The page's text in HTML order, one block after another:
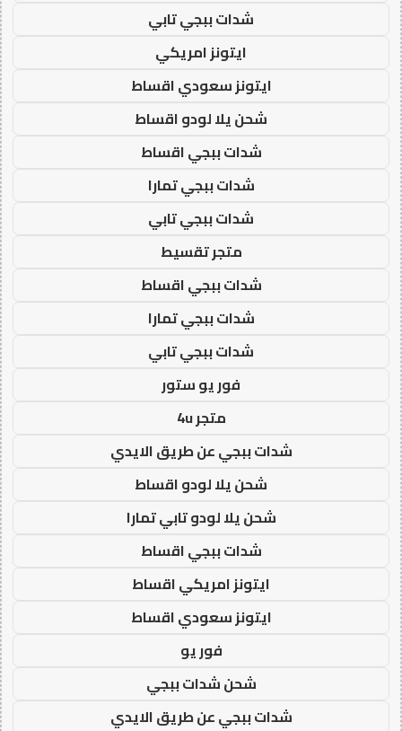
شدات ببجي تابي
ايتونز امريكي
ايتونز سعودي اقساط
شحن يلا لودو اقساط
شدات ببجي اقساط
شدات ببجي تمارا
شدات ببجي تابي
متجر تقسيط
شدات ببجي اقساط
شدات ببجي تمارا
شدات ببجي تابي
فور يو ستور
متجر 4u
شدات ببجي عن طريق الايدي
شحن يلا لودو اقساط
شحن يلا لودو تابي تمارا
شدات ببجي اقساط
ايتونز امريكي اقساط
ايتونز سعودي اقساط
فور يو
شحن شدات ببجي
شدات ببجي عن طريق الايدي